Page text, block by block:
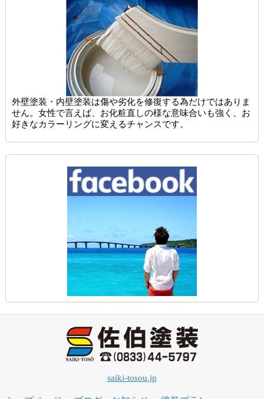
外壁塗装・内壁塗装は傷や劣化を修復する為だけではありま
せん。女性で言えば、お化粧直しの様な意味合いも強く、お
好きなカラーリングに変えるチャンスです。
saiki-tosou.jp